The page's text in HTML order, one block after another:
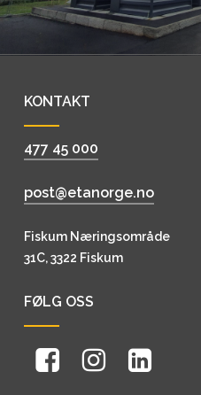
KONTAKT
477 45 000
post@etanorge.no
Fiskum Næringsområde
31C, 3322 Fiskum
FØLG OSS